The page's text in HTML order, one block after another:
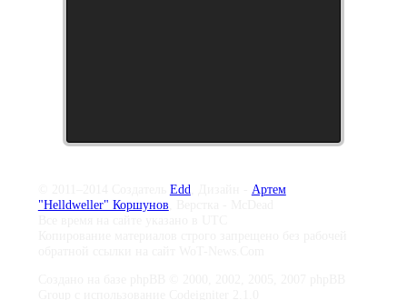
Edd
Артем
"Helldweller" Коршунов